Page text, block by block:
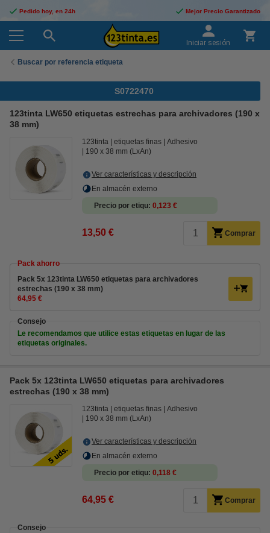
Pedido hoy, en 24h Mejor Precio Garantizado
Iniciar sesión
Buscar por referencia etiqueta
S0722470
123tinta LW650 etiquetas estrechas para archivadores (190 x
38 mm)
123tinta etiquetas finas
Adhesivo
190 x 38 mm (LxAn)
Ver características y descripción
En almacén externo
Precio por etiqu 0,123 €
13,50 € Comprar
Pack ahorro
Pack 5x 123tinta LW650 etiquetas para archivadores
estrechas (190 x 38 mm)
64,95 €
Consejo
Le recomendamos que utilice estas etiquetas en lugar de las
etiquetas originales.
Pack 5x 123tinta LW650 etiquetas para archivadores
estrechas (190 x 38 mm)
123tinta etiquetas finas
Adhesivo
190 x 38 mm (LxAn)
Ver características y descripción
En almacén externo
Precio por etiqu 0,118 €
64,95 € Comprar
Consejo